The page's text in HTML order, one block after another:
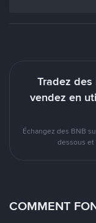
Tradez
vendez en
Échangez des BNB
dessous et
COMMENT